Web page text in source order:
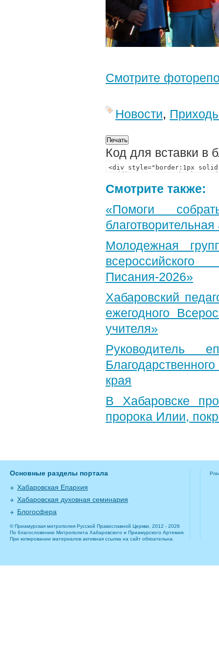
Смотрите
Новости,
Код для вставки в
Смотрите также:
«Помоги
Молодежная
Писания-2026»
Хабаровский
ежегодного
учителя»
Руководитель
края
В Хабаровске
пророка Илии,
Основные разделы портала
Хабаровская Епархия
Хабаровская духовная семинария
Блогосфера
© Приамурская митрополия Русской Православной Церкви, 2012 - 2026
По благословению Митрополита Хабаровского и Приамурского Артемия.
При копировании материалов активная ссылка на сайт обязательна.